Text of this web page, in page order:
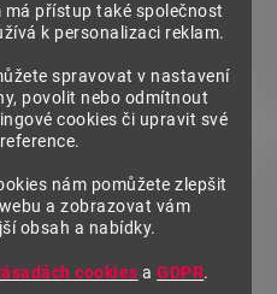
má přístup také společnost
k personalizaci reklam.
spravovat v nastavení
povolit nebo odmítnout
cookies či upravit své
nám pomůžete zlepšit
a zobrazovat vám
obsah a nabídky.
cookies aGDPR.